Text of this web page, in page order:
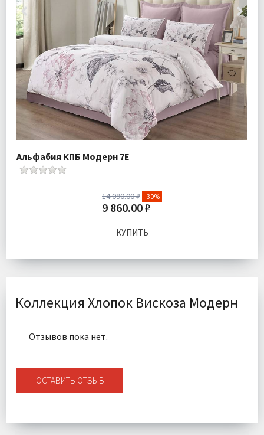
Альфабия КПБ Модерн 7Е
14 090.00 ₽ -30%
9 860.00 ₽
КУПИТЬ
Размер:
Семейный
Ткань:
Доставка:
Бесплатно
Коллекция Хлопок Вискоза Модерн
Отзывов пока нет.
ОСТАВИТЬ ОТЗЫВ